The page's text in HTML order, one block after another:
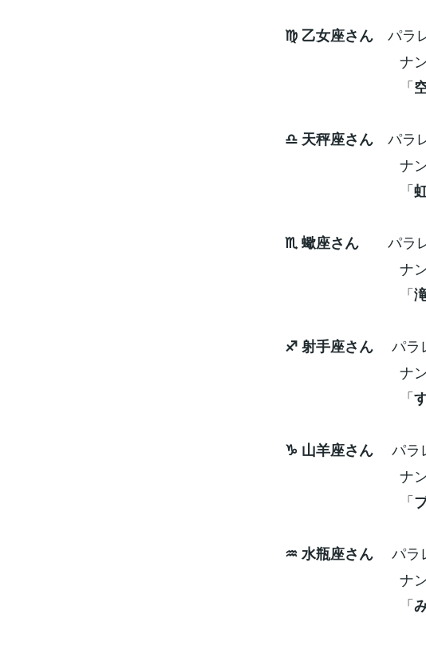
♍ 乙女座さん パラ
ナンバ
「
♎ 天秤座さん パラ
ナンバ
「
♏ 蠍座さん パラレ
ナンバ
「
♐ 射手座さん パラ
ナンバ
「
♑ 山羊座さん パラ
ナンバ
「
♒ 水瓶座さん パラ
ナンバ
「